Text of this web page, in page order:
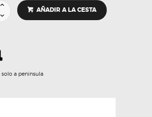
AÑADIR A LA CESTA
solo a peninsula